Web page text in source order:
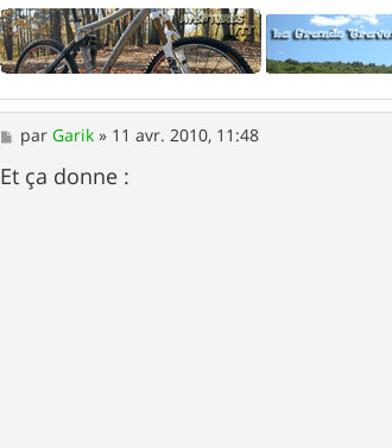
M
e
s
s
parGarik » 11 avr. 2010, 11:48
Et ça donne :